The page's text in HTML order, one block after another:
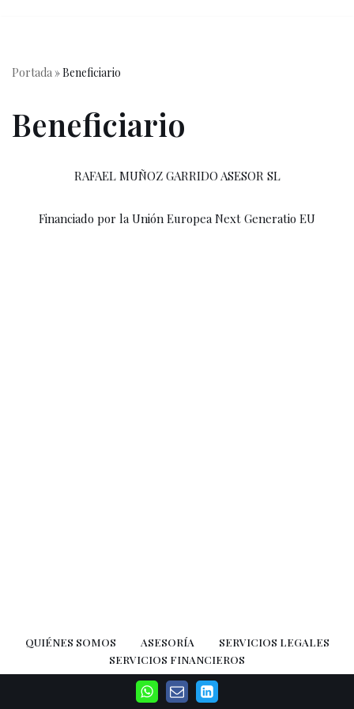
contenido
Portada»Beneficiario
Beneficiario
RAFAEL MUÑOZ GARRIDO ASESOR SL
Financiado por la Unión Europea Next Generatio EU
QUIÉNES SOMOS ASESORÍA
SERVICIOS LEGALES
SERVICIOS FINANCIEROS